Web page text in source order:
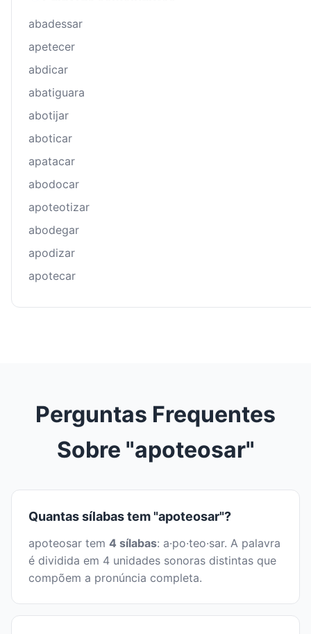
abadessar
apetecer
abdicar
abatiguara
abotijar
aboticar
apatacar
abodocar
apoteotizar
abodegar
apodizar
apotecar
Perguntas Frequentes
Sobre "apoteosar"
Quantas sílabas tem "apoteosar"?
apoteosar tem 4 sílabas: a·po·teo·sar. A palavra
é dividida em 4 unidades sonoras distintas que
compõem a pronúncia completa.